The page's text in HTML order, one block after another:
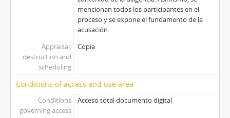
mencionan todos los participantes en el
proceso y se expone el fundamento de la
acusación.
Appraisal,
destruction and
scheduling
Copia
Conditions of access and use area
Conditions
governing access
Acceso total documento digital